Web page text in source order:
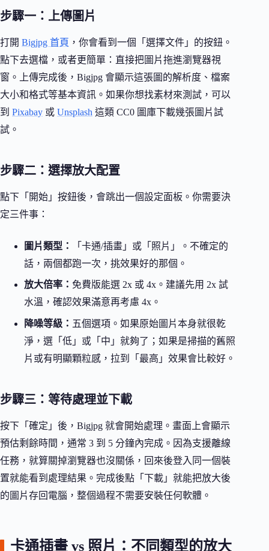
步驟一：上傳圖片
打開 Bigjpg 首頁 ，你會看到一個「選擇文件」的按鈕。
點下去選檔，或者更簡單：直接把圖片拖進瀏覽器視
窗。上傳完成後，Bigjpg 會顯示這張圖的解析度、檔案
大小和格式等基本資訊。如果你想找素材來測試，可以
到 Pixabay 或 Unsplash 這類 CC0 圖庫下載幾張圖片試
試。
步驟二：選擇放大配置
點下「開始」按鈕後，會跳出一個設定面板。你需要決
定三件事：
圖片類型：
「卡通/插畫」或「照片」。不確定的
話，兩個都跑一次，挑效果好的那個。
放大倍率： 免費版能選 2x 或 4x。建議先用 2x 試
水溫，確認效果滿意再考慮 4x。
降噪等級： 五個選項。如果原始圖片本身就很乾
淨，選「低」或「中」就夠了；如果是掃描的舊照
片或有明顯顆粒感，拉到「最高」效果會比較好。
步驟三：等待處理並下載
按下「確定」後，Bigjpg 就會開始處理。畫面上會顯示
預估剩餘時間，通常 3 到 5 分鐘內完成。因為支援離線
任務，就算關掉瀏覽器也沒關係，回來後登入同一個裝
置就能看到處理結果。完成後點「下載」就能把放大後
的圖片存回電腦，整個過程不需要安裝任何軟體。
卡通插畫 vs 照片：不同類型的放大